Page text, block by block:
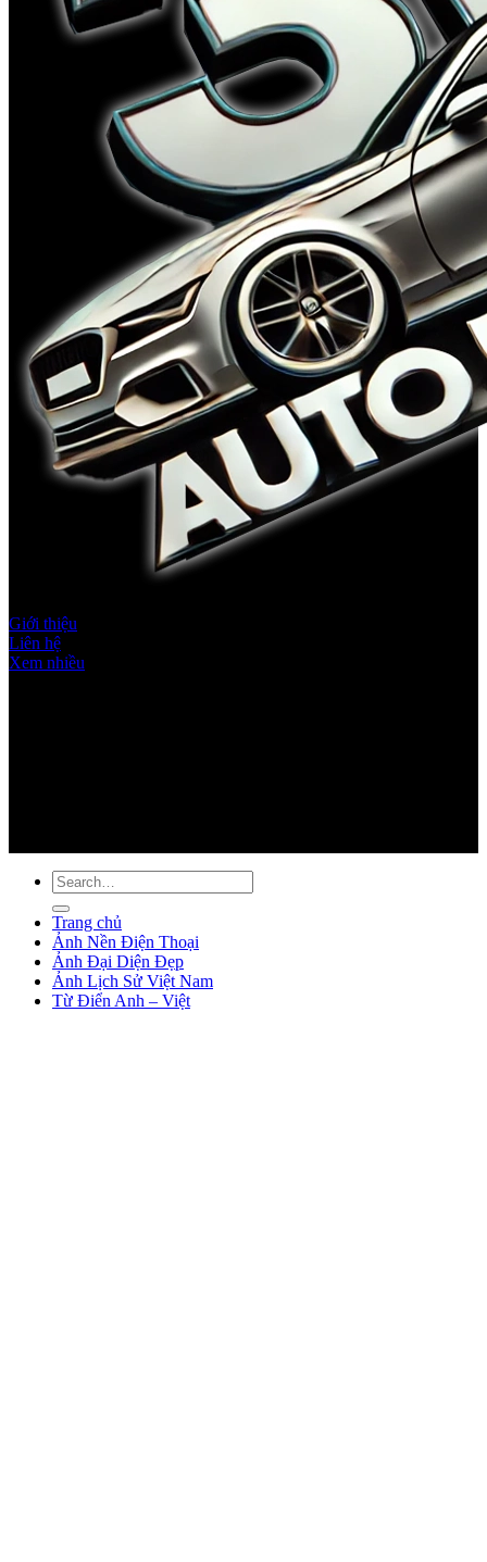
Giới thiệu
Liên hệ
Xem nhiều
Trang chủ
Ảnh Nền Điện Thoại
Ảnh Đại Diện Đẹp
Ảnh Lịch Sử Việt Nam
Từ Điển Anh – Việt